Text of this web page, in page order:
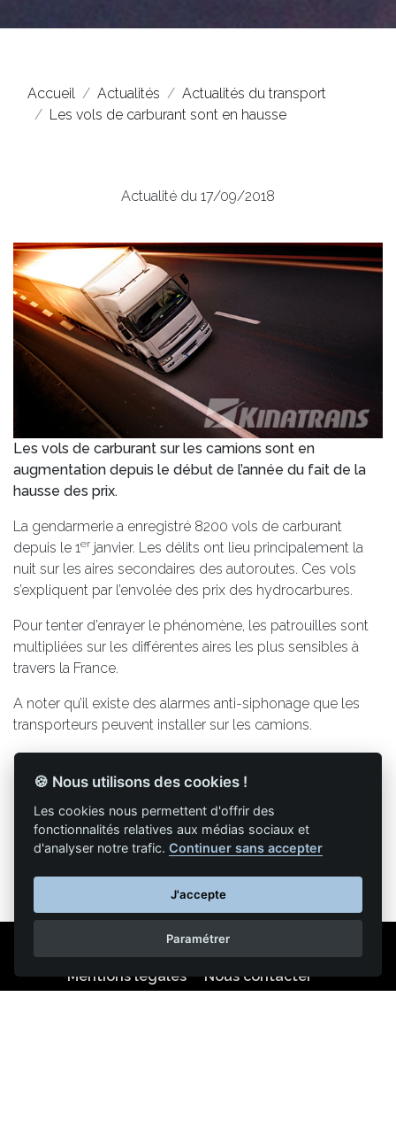
Accueil Actualités
Actualités du transport
Les vols de carburant sont en hausse
Actualité du 17/09/2018
Les vols de carburant sur les camions sont en
augmentation depuis le début de l’année du fait de la
hausse des prix.
La gendarmerie a enregistré 8200 vols de carburant
depuis le 1er janvier. Les délits ont lieu principalement la
nuit sur les aires secondaires des autoroutes. Ces vols
s’expliquent par l’envolée des prix des hydrocarbures.
Pour tenter d’enrayer le phénomène, les patrouilles sont
multipliées sur les différentes aires les plus sensibles à
travers la France.
A noter qu’il existe des alarmes anti-siphonage que les
transporteurs peuvent installer sur les camions.
Retour à la liste des articles
Mentions légales
Nous contacter
🍪 Nous utilisons des cookies !
Les cookies nous permettent d'offrir des
fonctionnalités relatives aux médias sociaux et
d'analyser notre trafic.Continuer sans accepter
J'accepte
Paramétrer